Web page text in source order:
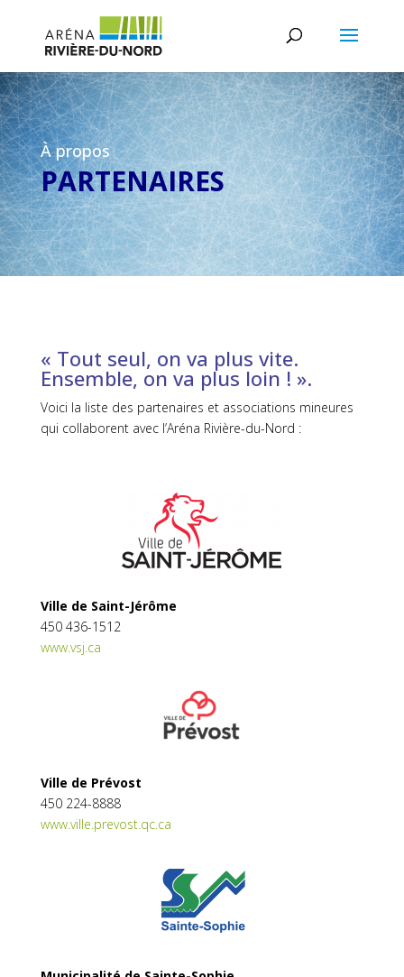
À propos
PARTENAIRES
« Tout seul, on va plus vite.
Ensemble, on va plus loin ! ».
Voici la liste des partenaires et associations mineures
qui collaborent avec l’Aréna Rivière-du-Nord :
Ville de Saint-Jérôme
450 436-1512
www.vsj.ca
Ville de Prévost
450 224-8888
www.ville.prevost.qc.ca